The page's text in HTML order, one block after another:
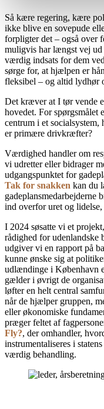
Så kære regering, kære
ikke blive en sovepude
forpligter det – også over
muligvis har længst vej ud
værdig ind­sats for dem
sørge for, at hjælpen er
fleksibel – og altid lydhør
Det kræver at I tør vende
hovedet. For spørgs­målet
centrum i et
er primære drivkræfter?
Værdighed handler om
vi udretter eller bidrager
udgangs­punktet for
Tak for snakken kan du
gadeplansmed­arbejderne
ind overfor uret og
I 2024 søsatte vi et
rådighed for udenlandske
udgiver vi en rapport på
kunne ønske sig at
udlændinge i København
gælder i øvrigt de
løfter en helt cen­tral
når de hjælper gruppen,
eller økonomiske
præger feltet af
Fly?, der omhandler,
instrumentaliseres i
værdig behandling.